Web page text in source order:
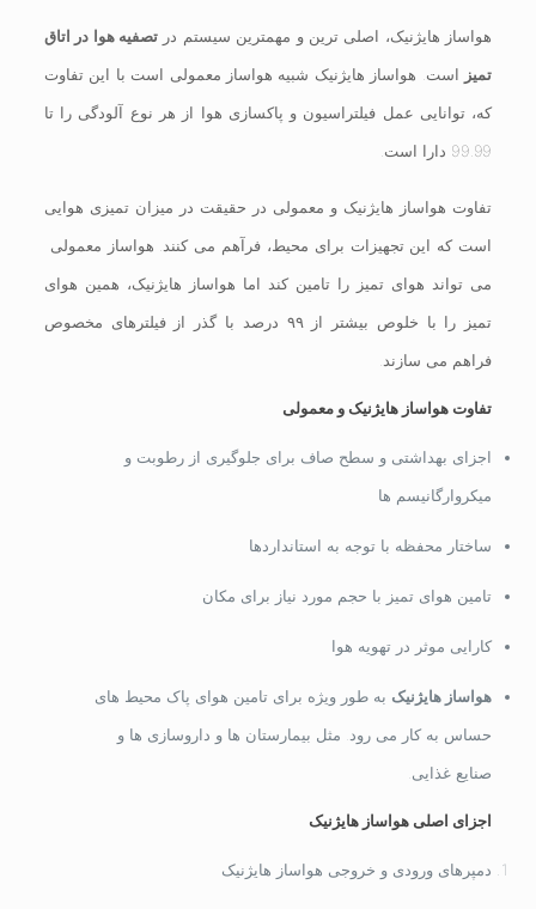
هواساز هایژنیک، اصلی ترین و مهمترین سیستم در تصفیه هوا در اتاق
تمیز است. هواساز هایژنیک شبیه هواساز معمولی است با این تفاوت
که، توانایی عمل فیلتراسیون و پاکسازی هوا از هر نوع آلودگی را تا
99.99 دارا است.
تفاوت هواساز هایژنیک و معمولی در حقیقت در میزان تمیزی هوایی
است که این تجهیزات برای محیط، فرآهم می کنند. هواساز معمولی
می تواند هوای تمیز را تامین کند اما هواساز هایژنیک، همین هوای
تمیز را با خلوص بیشتر از ۹۹ درصد با گذر از فیلترهای مخصوص
فراهم می سازند.
تفاوت هواساز هایژنیک و معمولی
اجزای بهداشتی و سطح صاف برای جلوگیری از رطوبت و
میکروارگانیسم ها
ساختار محفظه با توجه به استانداردها
تامین هوای تمیز با حجم مورد نیاز برای مکان
کارایی موثر در تهویه هوا
هواساز هایژنیک به طور ویژه برای تامین هوای پاک محیط های
حساس به کار می رود. مثل بیمارستان ها و داروسازی ها و
صنایع غذایی.
اجزای اصلی هواساز هایژنیک
دمپرهای ورودی و خروجی هواساز هایژنیک